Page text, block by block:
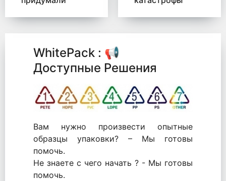
для утилизации
микробы от
WhitePack : 📢
Доступные Решения
Вам нужно произвести опытные
образцы упаковки? – Мы готовы
помочь.
Не знаете с чего начать ? - Мы готовы
помочь.